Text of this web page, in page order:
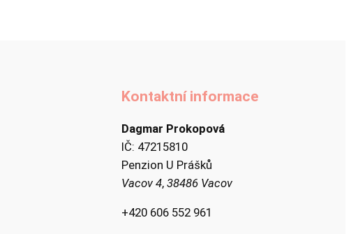
Kontaktní informace
Dagmar Prokopová
IČ: 47215810
Penzion U Prášků
Vacov 4,38486 Vacov
+420 606 552 961